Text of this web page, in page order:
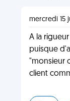
mercredi 15
A la
puisque
"monsieur
client